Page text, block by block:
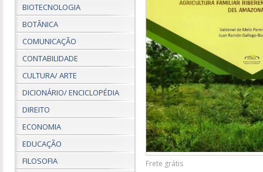
BIOTECNOLOGIA
BOTÂNICA
COMUNICAÇÃO
CONTABILIDADE
CULTURA/ ARTE
DICIONÁRIO/ ENCICLOPÉDIA
DIREITO
ECONOMIA
EDUCAÇÃO
FILOSOFIA
Frete grátis